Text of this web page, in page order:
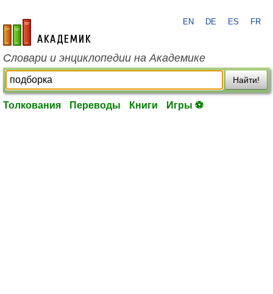
academic.ru
EN DE ES FR
Словари и энциклопедии на Академике
Найти!
Толкования Переводы Книги Игры ⚽